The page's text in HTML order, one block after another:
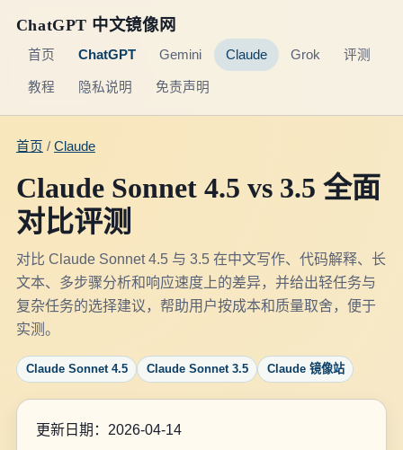
ChatGPT 中文镜像网
首页 ChatGPT Gemini Claude Grok 评测
教程 隐私说明 免责声明
首页 / Claude
Claude Sonnet 4.5 vs 3.5 全面
对比评测
对比 Claude Sonnet 4.5 与 3.5 在中文写作、代码解释、长
文本、多步骤分析和响应速度上的差异，并给出轻任务与
复杂任务的选择建议，帮助用户按成本和质量取舍，便于
实测。
Claude Sonnet 4.5 Claude Sonnet 3.5 Claude 镜像站
更新日期：2026-04-14